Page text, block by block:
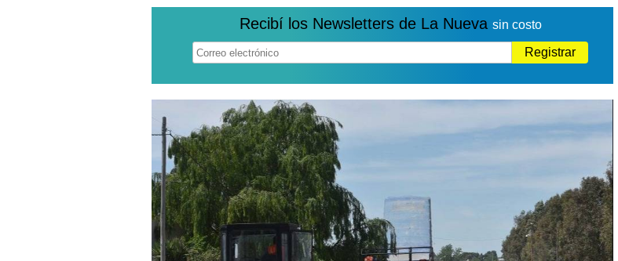
Recibí los Newsletters de La Nueva sin costo
Registrar